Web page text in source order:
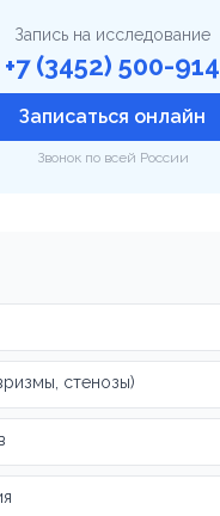
Запись на исследование
+7 (3452) 500-914
Записаться онлайн
Звонок по всей России
стенозы)